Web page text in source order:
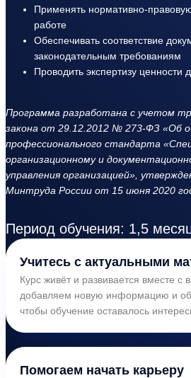
Применять нормативно-
работе
Обеспечивать соответствие
законодательным требованиям
Проводить экспертизу ценности
Программа разработана с учетом
закона от 29.12.2012 № 273-ФЗ «Об
профессионального стандарта
организационному и
управления организацией»,
Минтруда России от 15 июня 2020
Период обучения: 1,5
Учитесь с актуальными
Курс живёт и развивается вместе
добавляем новую информацию и
чтобы обучение оставалось
Помогаем начать карьеру